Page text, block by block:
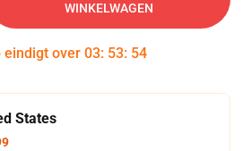
WINKELWAGEN
eindigt over 03: 53: 54
States